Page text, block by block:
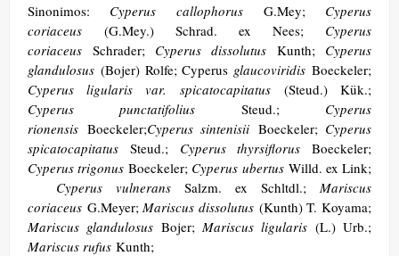
Sinonimos: Cyperus callophorusG.Mey; Cyperus
coriaceus (G.Mey.) Schrad. ex Nees; Cyperus
coriaceus Schrader; Cyperus dissolutus Kunth; Cyperus
glandulosus (Bojer) Rolfe; Cyperus glaucoviridis Boeckeler;
Cyperus ligularis var. spicatocapitatus(Steud.) Kük.;
Cyperus punctatifolius Steud.; Cyperus
rionensis Boeckeler;Cyperus sintenisii Boeckeler; Cyperus
spicatocapitatus Steud.; Cyperus thyrsiflorusBoeckeler;
Cyperus trigonus Boeckeler; Cyperus ubertusWilld. ex Link;
Cyperus vulneransSalzm. ex Schltdl.; Mariscus
coriaceus G.Meyer; Mariscus dissolutus (Kunth) T. Koyama;
Mariscus glandulosus Bojer; Mariscus ligularis (L.) Urb.;
Mariscus rufus Kunth​;